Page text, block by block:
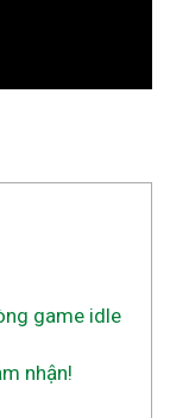
game idle
nhận!